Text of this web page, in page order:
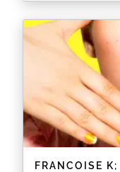
FRANCOISE K;